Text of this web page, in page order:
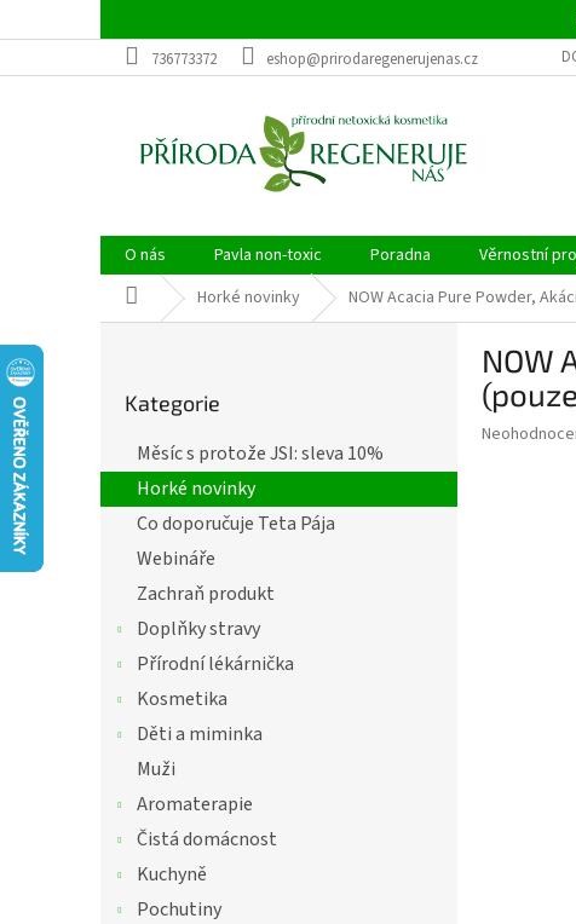
na
736773372
eshop@prirodaregenerujenas.cz
O nás Pavla non-toxic Poradna Věrnostní
Domů Horké novinky NOW Acacia Pure Powder,
a
kategorie
Kategorie
Měsíc s protože JSI: sleva 10%
Horké novinky
Co doporučuje Teta Pája
Webináře
Zachraň produkt
Doplňky stravy
Přírodní lékárnička
Kosmetika
Děti a miminka
Muži
Aromaterapie
Čistá domácnost
Kuchyně
Pochutiny
NOW
Průměrné